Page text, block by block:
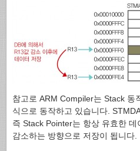
참고로 ARM Compiler는 Stack 동
식으로 동작하고 있습니다.
즉 Stack Pointer는 항상 유효한
감소하는 방향으로 저장이 됩니다.